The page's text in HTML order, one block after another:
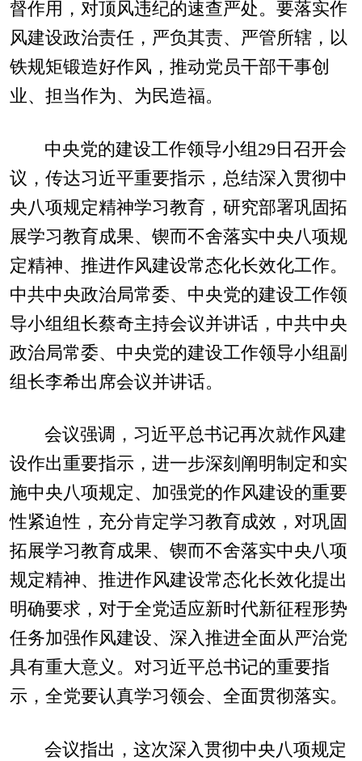
督作用，对顶风违纪的速查严处。要落实作
风建设政治责任，严负其责、严管所辖，以
铁规矩锻造好作风，推动党员干部干事创
业、担当作为、为民造福。
中央党的建设工作领导小组29日召开会
议，传达习近平重要指示，总结深入贯彻中
央八项规定精神学习教育，研究部署巩固拓
展学习教育成果、锲而不舍落实中央八项规
定精神、推进作风建设常态化长效化工作。
中共中央政治局常委、中央党的建设工作领
导小组组长蔡奇主持会议并讲话，中共中央
政治局常委、中央党的建设工作领导小组副
组长李希出席会议并讲话。
会议强调，习近平总书记再次就作风建
设作出重要指示，进一步深刻阐明制定和实
施中央八项规定、加强党的作风建设的重要
性紧迫性，充分肯定学习教育成效，对巩固
拓展学习教育成果、锲而不舍落实中央八项
规定精神、推进作风建设常态化长效化提出
明确要求，对于全党适应新时代新征程形势
任务加强作风建设、深入推进全面从严治党
具有重大意义。对习近平总书记的重要指
示，全党要认真学习领会、全面贯彻落实。
会议指出，这次深入贯彻中央八项规定